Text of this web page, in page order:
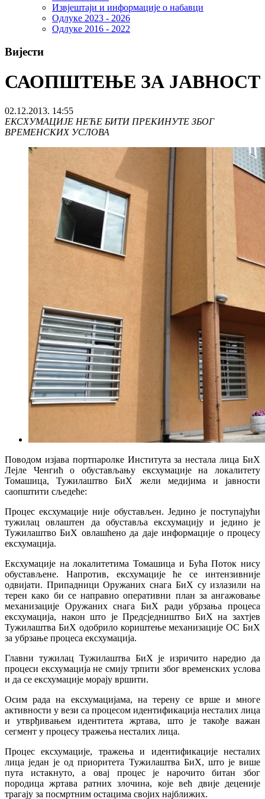
Извјештаји и информације о набавци
Одлуке 2023 - 2026
Одлуке 2016 - 2022
Вијести
САОПШТЕЊЕ ЗА ЈАВНОСТ
02.12.2013. 14:55
ЕКСХУМАЦИЈЕ НЕЋЕ БИТИ ПРЕКИНУТЕ ЗБОГ
ВРЕМЕНСКИХ УСЛОВА
Поводом изјава портпаролке Института за нестала лица БиХ
Лејле Ченгић о обустављању ексхумације на локалитету
Томашица, Тужилаштво БиХ жели медијима и јавности
саопштити сљедеће:
Процес ексхумације није обустављен. Једино је поступајући
тужилац овлаштен да обуставља ексхумацију и једино је
Тужилаштво БиХ овлашћено да даје информације о процесу
ексхумација.
Ексхумације на локалитетима Томашица и Бућа Поток нису
обустављене. Напротив, ексхумације ће се интензивније
одвијати. Припадници Оружаних снага БиХ су излазили на
терен како би се направио оперативни план за ангажовање
механизације Оружаних снага БиХ ради убрзања процеса
ексхумација, након што је Предсједништво БиХ на захтјев
Тужилаштва БиХ одобрило кориштење механизације ОС БиХ
за убрзање процеса ексхумација.
Главни тужилац Тужилаштва БиХ је изричито наредио да
процеси ексхумација не смију трпити због временских услова
и да се ексхумације морају вршити.
Осим рада на ексхумацијама, на терену се врше и многе
активности у вези са процесом идентификација несталих лица
и утврђивањем идентитета жртава, што је такође важан
сегмент у процесу тражења несталих лица.
Процес ексхумације, тражења и идентификације несталих
лица један је од приоритета Тужилаштва БиХ, што је више
пута истакнуто, а овај процес је нарочито битан због
породица жртава ратних злочина, које већ двије деценије
трагају за посмртним остацима својих најближих.